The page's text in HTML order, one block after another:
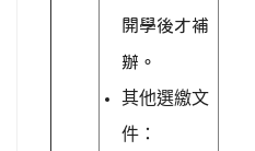
開學後才補
辦。
其他選繳文
件：